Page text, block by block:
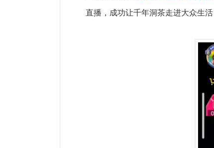
直播，成功让千年洞茶走进大众生